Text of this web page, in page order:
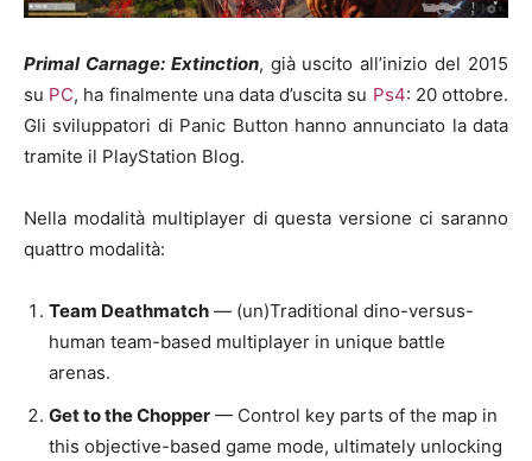
Primal Carnage: Extinction, già uscito all’inizio del 2015
su PC, ha finalmente una data d’uscita su Ps4: 20 ottobre.
Gli sviluppatori di Panic Button hanno annunciato la data
tramite il PlayStation Blog.
Nella modalità multiplayer di questa versione ci saranno
quattro modalità:
Team Deathmatch — (un)Traditional dino-versus-
human team-based multiplayer in unique battle
arenas.
Get to the Chopper — Control key parts of the map in
this objective-based game mode, ultimately unlocking